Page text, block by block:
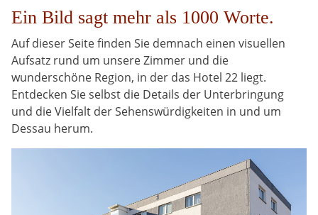
Ein Bild sagt mehr als 1000 Worte.
Auf dieser Seite finden Sie demnach einen visuellen
Aufsatz rund um unsere Zimmer und die
wunderschöne Region, in der das Hotel 22 liegt.
Entdecken Sie selbst die Details der Unterbringung
und die Vielfalt der Sehenswürdigkeiten in und um
Dessau herum.